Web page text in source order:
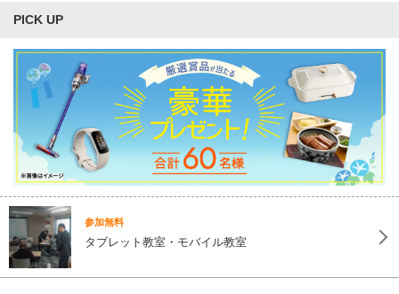
PICK UP
参加無料
タブレット教室・モバイル教室